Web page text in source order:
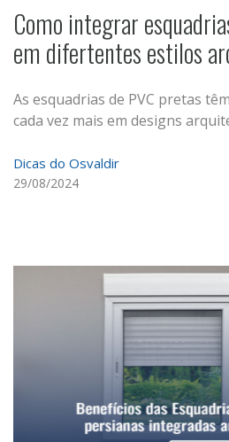
Como integrar
em difertentes estilos
As esquadrias de PVC pretas
cada vez mais em designs
Dicas do Osvaldir
29/08/2024